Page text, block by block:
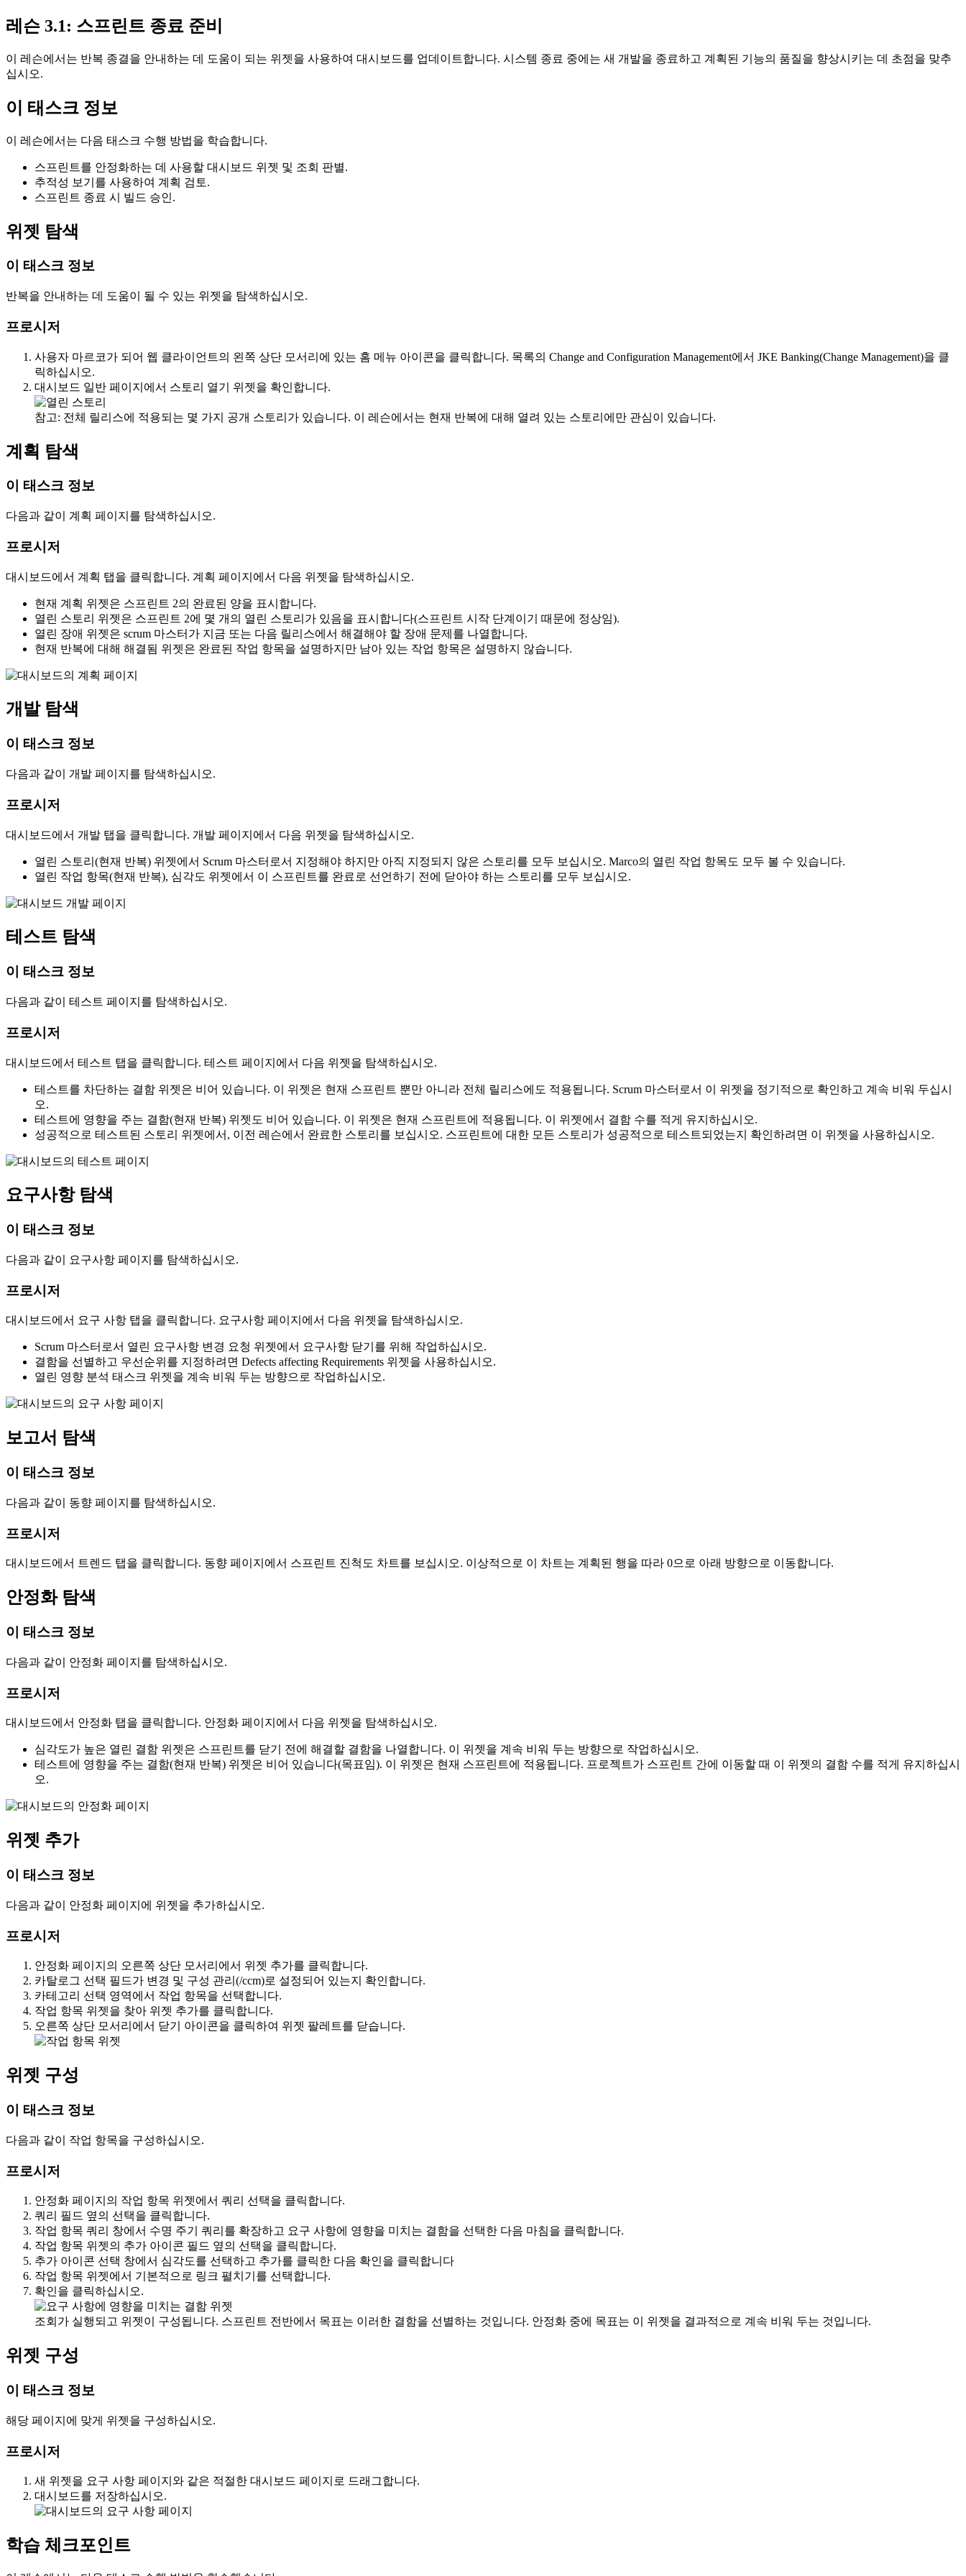
레슨 3.1: 스프린트 종료 준비
이 레슨에서는 반복 종결을 안내하는 데 도움이 되는 위젯을 사용하여 대시보드를 업데이트합니다. 시스템 종료 중에는 새 개발을 종료하고 계획된 기능의 품질을 향상시키는 데 초점을 맞추
십시오.
이 태스크 정보
이 레슨에서는 다음 태스크 수행 방법을 학습합니다.
스프린트를 안정화하는 데 사용할 대시보드 위젯 및 조회 판별.
추적성 보기를 사용하여 계획 검토.
스프린트 종료 시 빌드 승인.
위젯 탐색
이 태스크 정보
반복을 안내하는 데 도움이 될 수 있는 위젯을 탐색하십시오.
프로시저
사용자 마르코가 되어 웹 클라이언트의 왼쪽 상단 모서리에 있는 홈 메뉴 아이콘을 클릭합니다. 목록의 Change and Configuration Management에서 JKE Banking(Change Management)을 클
릭하십시오.
대시보드 일반 페이지에서 스토리 열기 위젯을 확인합니다.
참고: 전체 릴리스에 적용되는 몇 가지 공개 스토리가 있습니다. 이 레슨에서는 현재 반복에 대해 열려 있는 스토리에만 관심이 있습니다.
계획 탐색
이 태스크 정보
다음과 같이 계획 페이지를 탐색하십시오.
프로시저
대시보드에서 계획 탭을 클릭합니다. 계획 페이지에서 다음 위젯을 탐색하십시오.
현재 계획 위젯은 스프린트 2의 완료된 양을 표시합니다.
열린 스토리 위젯은 스프린트 2에 몇 개의 열린 스토리가 있음을 표시합니다(스프린트 시작 단계이기 때문에 정상임).
열린 장애 위젯은 scrum 마스터가 지금 또는 다음 릴리스에서 해결해야 할 장애 문제를 나열합니다.
현재 반복에 대해 해결됨 위젯은 완료된 작업 항목을 설명하지만 남아 있는 작업 항목은 설명하지 않습니다.
개발 탐색
이 태스크 정보
다음과 같이 개발 페이지를 탐색하십시오.
프로시저
대시보드에서 개발 탭을 클릭합니다. 개발 페이지에서 다음 위젯을 탐색하십시오.
열린 스토리(현재 반복) 위젯에서 Scrum 마스터로서 지정해야 하지만 아직 지정되지 않은 스토리를 모두 보십시오. Marco의 열린 작업 항목도 모두 볼 수 있습니다.
열린 작업 항목(현재 반복), 심각도 위젯에서 이 스프린트를 완료로 선언하기 전에 닫아야 하는 스토리를 모두 보십시오.
테스트 탐색
이 태스크 정보
다음과 같이 테스트 페이지를 탐색하십시오.
프로시저
대시보드에서 테스트 탭을 클릭합니다. 테스트 페이지에서 다음 위젯을 탐색하십시오.
테스트를 차단하는 결함 위젯은 비어 있습니다. 이 위젯은 현재 스프린트 뿐만 아니라 전체 릴리스에도 적용됩니다. Scrum 마스터로서 이 위젯을 정기적으로 확인하고 계속 비워 두십시
오.
테스트에 영향을 주는 결함(현재 반복) 위젯도 비어 있습니다. 이 위젯은 현재 스프린트에 적용됩니다. 이 위젯에서 결함 수를 적게 유지하십시오.
성공적으로 테스트된 스토리 위젯에서, 이전 레슨에서 완료한 스토리를 보십시오. 스프린트에 대한 모든 스토리가 성공적으로 테스트되었는지 확인하려면 이 위젯을 사용하십시오.
요구사항 탐색
이 태스크 정보
다음과 같이 요구사항 페이지를 탐색하십시오.
프로시저
대시보드에서 요구 사항 탭을 클릭합니다. 요구사항 페이지에서 다음 위젯을 탐색하십시오.
Scrum 마스터로서 열린 요구사항 변경 요청 위젯에서 요구사항 닫기를 위해 작업하십시오.
결함을 선별하고 우선순위를 지정하려면 Defects affecting Requirements 위젯을 사용하십시오.
열린 영향 분석 태스크 위젯을 계속 비워 두는 방향으로 작업하십시오.
보고서 탐색
이 태스크 정보
다음과 같이 동향 페이지를 탐색하십시오.
프로시저
대시보드에서 트렌드 탭을 클릭합니다. 동향 페이지에서 스프린트 진척도 차트를 보십시오. 이상적으로 이 차트는 계획된 행을 따라 0으로 아래 방향으로 이동합니다.
안정화 탐색
이 태스크 정보
다음과 같이 안정화 페이지를 탐색하십시오.
프로시저
대시보드에서 안정화 탭을 클릭합니다. 안정화 페이지에서 다음 위젯을 탐색하십시오.
심각도가 높은 열린 결함 위젯은 스프린트를 닫기 전에 해결할 결함을 나열합니다. 이 위젯을 계속 비워 두는 방향으로 작업하십시오.
테스트에 영향을 주는 결함(현재 반복) 위젯은 비어 있습니다(목표임). 이 위젯은 현재 스프린트에 적용됩니다. 프로젝트가 스프린트 간에 이동할 때 이 위젯의 결함 수를 적게 유지하십시
오.
위젯 추가
이 태스크 정보
다음과 같이 안정화 페이지에 위젯을 추가하십시오.
프로시저
안정화 페이지의 오른쪽 상단 모서리에서 위젯 추가를 클릭합니다.
카탈로그 선택 필드가 변경 및 구성 관리(/ccm)로 설정되어 있는지 확인합니다.
카테고리 선택 영역에서 작업 항목을 선택합니다.
작업 항목 위젯을 찾아 위젯 추가를 클릭합니다.
오른쪽 상단 모서리에서 닫기 아이콘을 클릭하여 위젯 팔레트를 닫습니다.
위젯 구성
이 태스크 정보
다음과 같이 작업 항목을 구성하십시오.
프로시저
안정화 페이지의 작업 항목 위젯에서 쿼리 선택을 클릭합니다.
쿼리 필드 옆의 선택을 클릭합니다.
작업 항목 쿼리 창에서 수명 주기 쿼리를 확장하고 요구 사항에 영향을 미치는 결함을 선택한 다음 마침을 클릭합니다.
작업 항목 위젯의 추가 아이콘 필드 옆의 선택을 클릭합니다.
추가 아이콘 선택 창에서 심각도를 선택하고 추가를 클릭한 다음 확인을 클릭합니다
작업 항목 위젯에서 기본적으로 링크 펼치기를 선택합니다.
확인을 클릭하십시오.
조회가 실행되고 위젯이 구성됩니다. 스프린트 전반에서 목표는 이러한 결함을 선별하는 것입니다. 안정화 중에 목표는 이 위젯을 결과적으로 계속 비워 두는 것입니다.
위젯 구성
이 태스크 정보
해당 페이지에 맞게 위젯을 구성하십시오.
프로시저
새 위젯을 요구 사항 페이지와 같은 적절한 대시보드 페이지로 드래그합니다.
대시보드를 저장하십시오.
학습 체크포인트